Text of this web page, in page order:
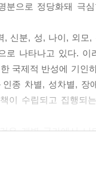
동과 신념 체계 / 131
못하는 자들의 대화 /
변동: 정권 교체와
개
정 범위를 둘러싼 갈
정부의 역할과 대응 /
정책
분으로 정당화돼 극
, 신분, 성, 나이, 외
로 나타나고 있다.
국제적 반성에 기인
종 차별, 성차별, 장
이 수립되고 집행
은 개별 국가에서 나
인권 보장을 위한